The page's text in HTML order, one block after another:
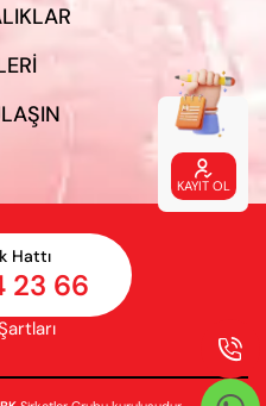

KAYIT OL
Hattı
23 66
